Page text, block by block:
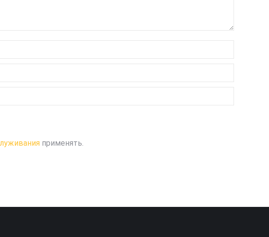
применять.